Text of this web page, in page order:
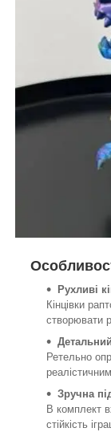
Рухливі
Кінцівки
створювати
Ретельно
Зручна
В комплект
стійкість